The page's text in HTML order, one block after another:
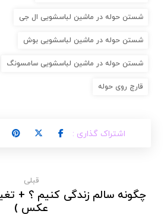
شستن حوله در ماشین لباسشویی ال جی
شستن حوله در ماشین لباسشویی بوش
شستن حوله در ماشین لباسشویی سامسونگ
قارچ روی حوله
قبلی
چگونه سالم زندگی کنیم ؟ +
عکس )